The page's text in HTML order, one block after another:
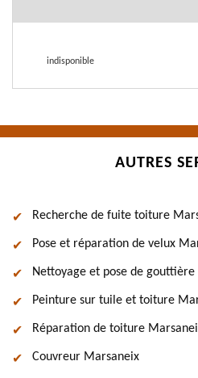
indisponible
AUTRES
Recherche de fuite toiture
Pose et réparation de velux
Nettoyage et pose de
Peinture sur tuile et toiture
Réparation de toiture
Couvreur Marsaneix